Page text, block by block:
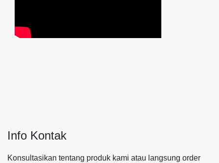
Info Kontak
Konsultasikan tentang produk kami atau langsung order